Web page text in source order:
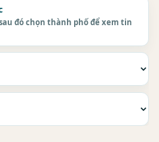
đó chọn thành phố để xem tin